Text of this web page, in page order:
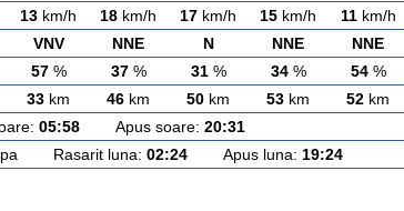
13 km/h 18 km/h 17 km/h 15 km/h 11km/h
VNV NNE N NNE NNE
57% 37% 31% 34% 54%
33 km 46 km 50 km 53 km 52 km
05:58 Apus soare: 20:31
Rasarit luna: 02:24 Apus luna: 19:24